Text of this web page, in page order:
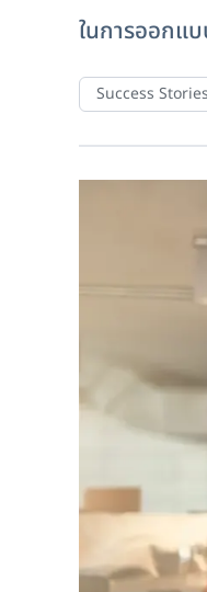
ในการออกแ
Success Stories